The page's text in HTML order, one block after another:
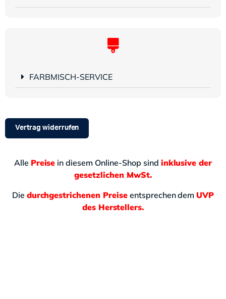
FARBMISCH-SERVICE
Vertrag widerrufen
Alle Preise in diesem Online-Shop sind inklusive der
gesetzlichen MwSt.
Die durchgestrichenen Preiseentsprechen dem UVP
des Herstellers.